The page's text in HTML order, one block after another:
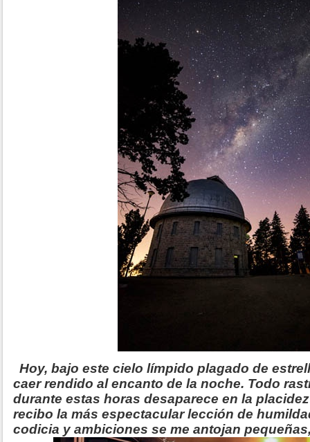
Hoy, bajo este cielo límpido plagado de
caer rendido al encanto de la noche. Todo
durante estas horas desaparece en la
recibo la más espectacular lección de
codicia y ambiciones se me antojan